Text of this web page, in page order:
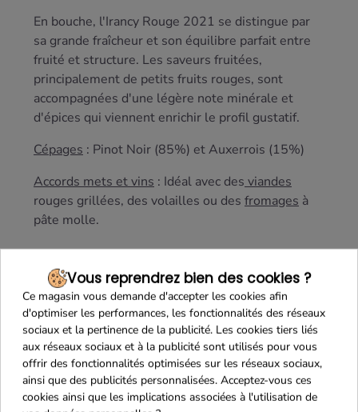
En bouche, l'Irancy Rouge 2021 se distingue par
sa grande fraîcheur et son équilibre parfait entre
fruité et structure. Les saveurs fruitées,
principalement de petits fruits rouges, sont
accompagnées d'une légère note minérale et
d'épices qui viennent enrichir le profil gustatif.
Cépages : Pinot Noir (85%) et Auxerrois (15%)
Accords mets et vins : Idéal avec des viandes
rouges grillées, des volailles ou des fromages à
pâte molle.
Vous reprendrez bien des cookies ?
Ce magasin vous demande d'accepter les cookies afin
d'optimiser les performances, les fonctionnalités des réseaux
sociaux et la pertinence de la publicité. Les cookies tiers liés
aux réseaux sociaux et à la publicité sont utilisés pour vous
offrir des fonctionnalités optimisées sur les réseaux sociaux,
ainsi que des publicités personnalisées. Acceptez-vous ces
cookies ainsi que les implications associées à l'utilisation de